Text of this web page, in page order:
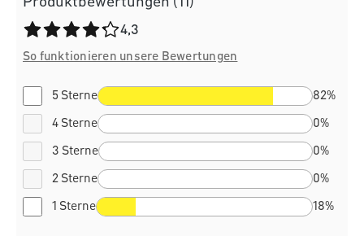
Durchschnittliche Bewertung von 4.3 von 5 Sternen
4,3
So funktionieren unsere Bewertungen
5 Sterne 82%
4 Sterne 0%
3 Sterne 0%
2 Sterne 0%
1 Sterne 18%